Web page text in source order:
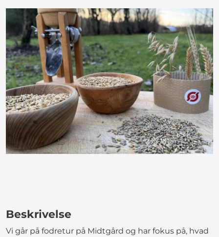
Beskrivelse
Vi går på fodretur på Midtgård og har fokus på, hvad